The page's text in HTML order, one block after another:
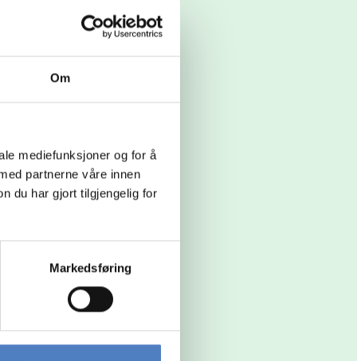
Om
mediefunksjoner og for å
partnerne våre innen
du har gjort tilgjengelig for
Markedsføring